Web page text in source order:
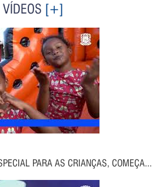
[+]
PARA AS CRIANÇAS, COMEÇA...